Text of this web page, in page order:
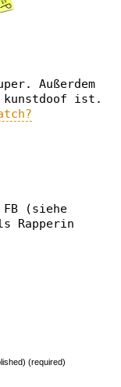
Außerdem
ist.
(siehe
Rapperin
(required)